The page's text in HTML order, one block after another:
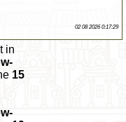
02 08 2026 0:17:29
in
15